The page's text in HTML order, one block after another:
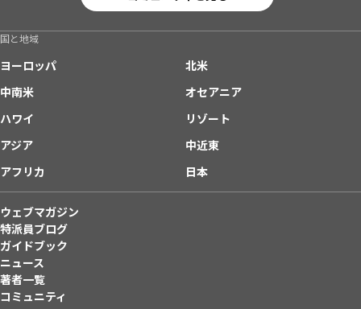
国と地域
ヨーロッパ
北米
中南米
オセアニア
ハワイ
リゾート
アジア
中近東
アフリカ
日本
ウェブマガジン
特派員ブログ
ガイドブック
ニュース
著者一覧
コミュニティ